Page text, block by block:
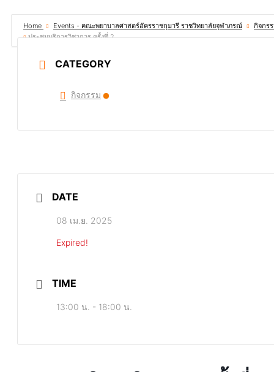
Home Events - คณะพยาบาลศาสตร์อัครราชกุมารี ราชวิทยาลัยจุฬาภรณ์
กิจกร
ประชุมบริการวิชาการ ครั้งที่ 2
CATEGORY
กิจกรรม
DATE
08 เม.ย. 2025
Expired!
TIME
13:00 น. - 18:00 น.